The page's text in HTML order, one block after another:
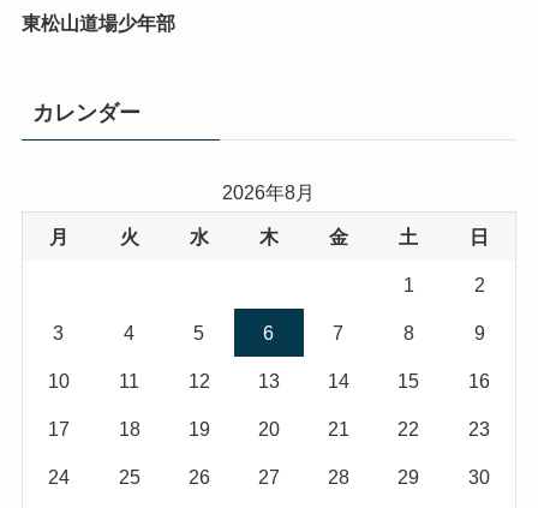
東松山道場少年部
カレンダー
2026年8月
月 火 水 木 金 土 日
1 2
3 4 5 6 7 8 9
10 11 12 13 14 15 16
17 18 19 20 21 22 23
24 25 26 27 28 29 30